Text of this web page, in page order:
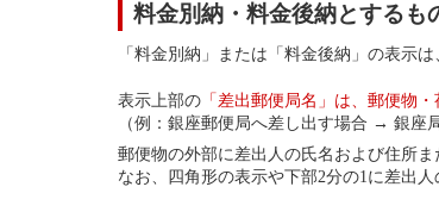
料金別納・料金後納とするも
「料金別納」または「料金後納」の表示
表示上部の「差出郵便局名」は、郵便物
（例：銀座郵便局へ差し出す場合 → 銀座局
郵便物の外部に差出人の氏名および住所
なお、四角形の表示や下部2分の1に差出